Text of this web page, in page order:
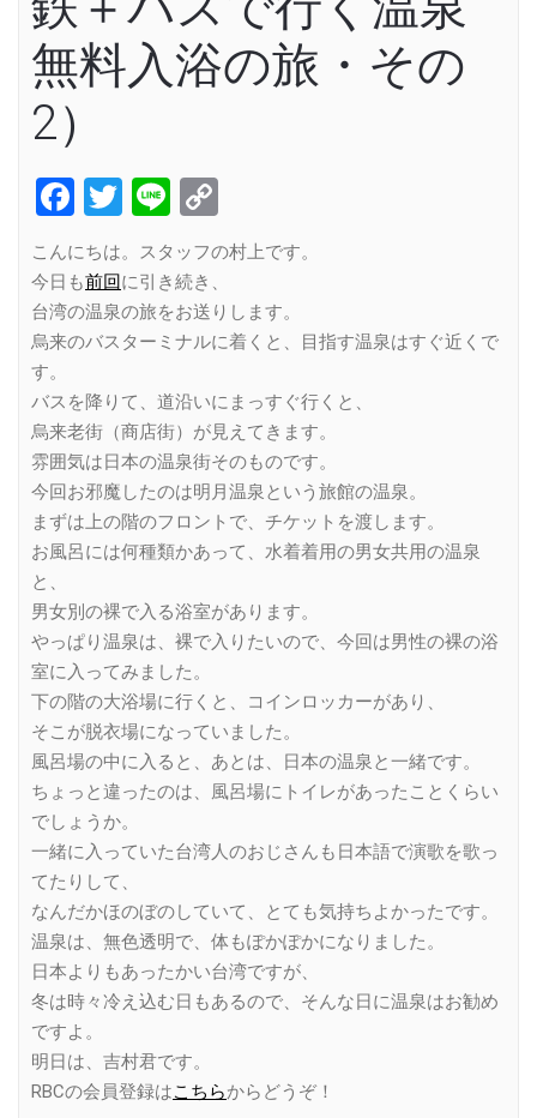
無料入浴の旅・その
2）
Facebook
Twitter
Line
Link
こんにちは。スタッフの村上です。
今日も前回に引き続き、
台湾の温泉の旅をお送りします。
烏来のバスターミナルに着くと、目指す温泉はすぐ近くで
す。
バスを降りて、道沿いにまっすぐ行くと、
烏来老街（商店街）が見えてきます。
雰囲気は日本の温泉街そのものです。
今回お邪魔したのは明月温泉という旅館の温泉。
まずは上の階のフロントで、チケットを渡します。
お風呂には何種類かあって、水着着用の男女共用の温泉
と、
男女別の裸で入る浴室があります。
やっぱり温泉は、裸で入りたいので、今回は男性の裸の浴
室に入ってみました。
下の階の大浴場に行くと、コインロッカーがあり、
そこが脱衣場になっていました。
風呂場の中に入ると、あとは、日本の温泉と一緒です。
ちょっと違ったのは、風呂場にトイレがあったことくらい
でしょうか。
一緒に入っていた台湾人のおじさんも日本語で演歌を歌っ
てたりして、
なんだかほのぼのしていて、とても気持ちよかったです。
温泉は、無色透明で、体もぽかぽかになりました。
日本よりもあったかい台湾ですが、
冬は時々冷え込む日もあるので、そんな日に温泉はお勧め
ですよ。
明日は、吉村君です。
RBCの会員登録はこちらからどうぞ！